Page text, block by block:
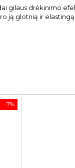
gilaus drėkinimo
ją glotnią ir
−7%